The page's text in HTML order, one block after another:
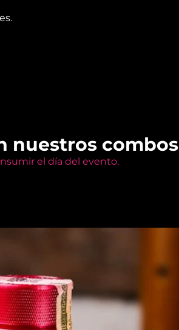
nuestros combos
el día del evento.